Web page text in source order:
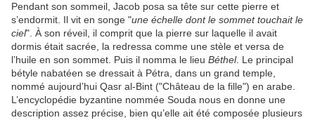
Pendant son sommeil, Jacob posa sa tête sur cette pierre et
s’endormit. Il vit en songe "une échelle dont le sommet touchait le
ciel". À son réveil, il comprit que la pierre sur laquelle il avait
dormis était sacrée, la redressa comme une stèle et versa de
l’huile en son sommet. Puis il nomma le lieu Béthel. Le principal
bétyle nabatéen se dressait à Pétra, dans un grand temple,
nommé aujourd’hui Qasr al-Bint ("Château de la fille") en arabe.
L’encyclopédie byzantine nommée Souda nous en donne une
description assez précise, bien qu’elle ait été composée plusieurs